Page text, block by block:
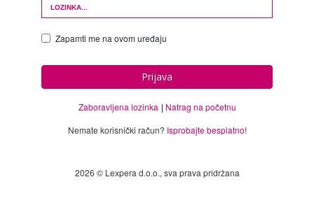
Zapamti me na ovom uređaju
Prijava
Zaboravljena lozinka
Natrag na početnu
Nemate korisnički račun? Isprobajte besplatno!
2026 © Lexpera d.o.o., sva prava pridržana